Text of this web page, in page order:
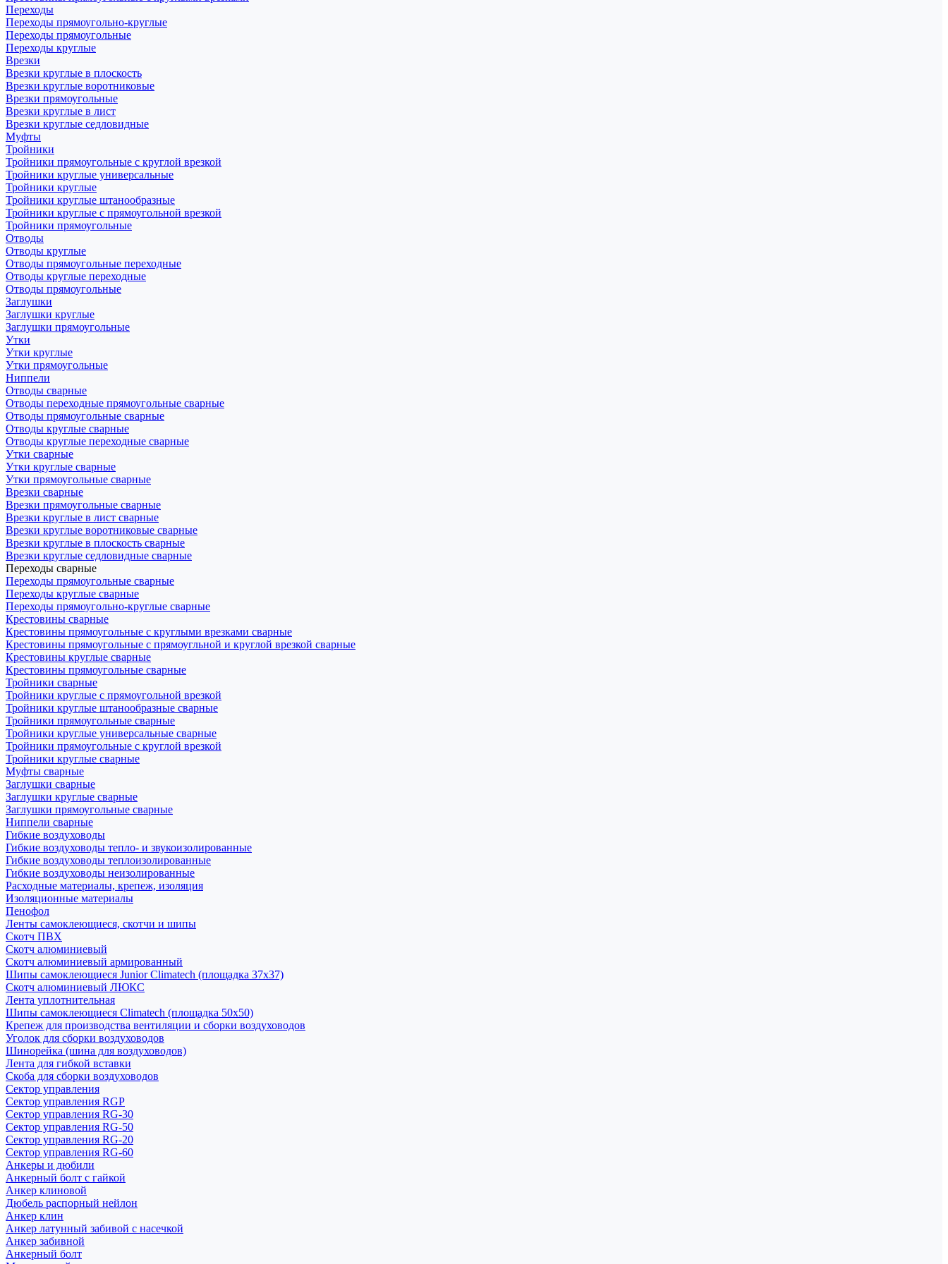
Переходы
Переходы прямоугольно-круглые
Переходы прямоугольные
Переходы круглые
Врезки
Врезки круглые в плоскость
Врезки круглые воротниковые
Врезки прямоугольные
Врезки круглые в лист
Врезки круглые седловидные
Муфты
Тройники
Тройники прямоугольные с круглой врезкой
Тройники круглые универсальные
Тройники круглые
Тройники круглые штанообразные
Тройники круглые с прямоугольной врезкой
Тройники прямоугольные
Отводы
Отводы круглые
Отводы прямоугольные переходные
Отводы круглые переходные
Отводы прямоугольные
Заглушки
Заглушки круглые
Заглушки прямоугольные
Утки
Утки круглые
Утки прямоугольные
Ниппели
Отводы сварные
Отводы переходные прямоугольные сварные
Отводы прямоугольные сварные
Отводы круглые сварные
Отводы круглые переходные сварные
Утки сварные
Утки круглые сварные
Утки прямоугольные сварные
Врезки сварные
Врезки прямоугольные сварные
Врезки круглые в лист сварные
Врезки круглые воротниковые сварные
Врезки круглые в плоскость сварные
Врезки круглые седловидные сварные
Переходы сварные
Переходы прямоугольные сварные
Переходы круглые сварные
Переходы прямоугольно-круглые сварные
Крестовины сварные
Крестовины прямоугольные с круглыми врезками сварные
Крестовины прямоугольные с прямоугльной и круглой врезкой сварные
Крестовины круглые сварные
Крестовины прямоугольные сварные
Тройники сварные
Тройники круглые с прямоугольной врезкой
Тройники круглые штанообразные сварные
Тройники прямоугольные сварные
Тройники круглые универсальные сварные
Тройники прямоугольные с круглой врезкой
Тройники круглые сварные
Муфты сварные
Заглушки сварные
Заглушки круглые сварные
Заглушки прямоугольные сварные
Ниппели сварные
Гибкие воздуховоды
Гибкие воздуховоды тепло- и звукоизолированные
Гибкие воздуховоды теплоизолированные
Гибкие воздуховоды неизолированные
Расходные материалы, крепеж, изоляция
Изоляционные материалы
Пенофол
Ленты самоклеющиеся, скотчи и шипы
Скотч ПВХ
Скотч алюминиевый
Скотч алюминиевый армированный
Шипы самоклеющиеся Junior Climatech (площадка 37х37)
Скотч алюминиевый ЛЮКС
Лента уплотнительная
Шипы самоклеющиеся Climatech (площадка 50х50)
Крепеж для производства вентиляции и сборки воздуховодов
Уголок для сборки воздуховодов
Шинорейка (шина для воздуховодов)
Лента для гибкой вставки
Скоба для сборки воздуховодов
Сектор управления
Сектор управления RGP
Сектор управления RG-30
Сектор управления RG-50
Сектор управления RG-20
Сектор управления RG-60
Анкеры и дюбили
Анкерный болт с гайкой
Анкер клиновой
Дюбель распорный нейлон
Анкер клин
Анкер латунный забивой с насечкой
Анкер забивной
Анкерный болт